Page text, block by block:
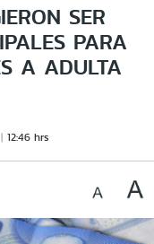
SER
PARA
A ADULTA
12:46 hrs